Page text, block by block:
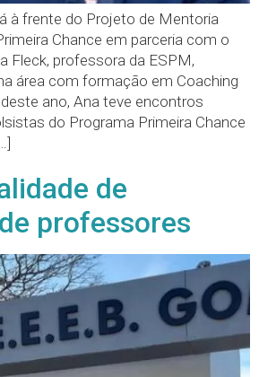
à frente do Projeto de Mentoria
Chance em parceria com o
Fleck, professora da ESPM,
área com formação em Coaching
ano, Ana teve encontros
do Programa Primeira Chance
de
professores